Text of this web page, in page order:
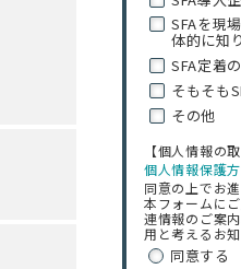
SFAを現
体的に知
SFA定着
そもそも
その他
【個人情報の
個人情報保護
同意の上でお進
本フォームに
連情報のご案
用と考えるお
同意する